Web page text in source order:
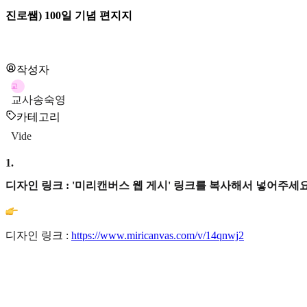
진로쌤) 100일 기념 편지지
작성자
교
교사송숙영
카테고리
Vide
1.
디자인 링크 : '미리캔버스 웹 게시' 링크를 복사해서 넣어주세
디자인 링크 : https://www.miricanvas.com/v/14qnwj2